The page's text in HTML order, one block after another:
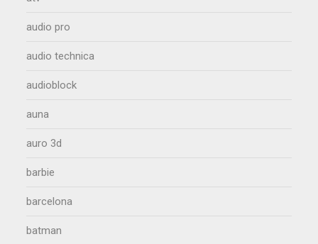
audio pro
audio technica
audioblock
auna
auro 3d
barbie
barcelona
batman